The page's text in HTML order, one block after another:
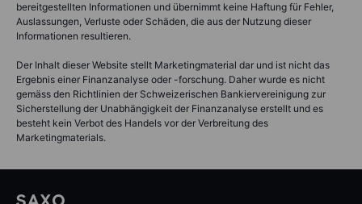
bereitgestellten Informationen und übernimmt keine Haftung für Fehler,
Auslassungen, Verluste oder Schäden, die aus der Nutzung dieser
Informationen resultieren.
Der Inhalt dieser Website stellt Marketingmaterial dar und ist nicht das
Ergebnis einer Finanzanalyse oder -forschung. Daher wurde es nicht
gemäss den Richtlinien der Schweizerischen Bankiervereinigung zur
Sicherstellung der Unabhängigkeit der Finanzanalyse erstellt und es
besteht kein Verbot des Handels vor der Verbreitung des
Marketingmaterials.